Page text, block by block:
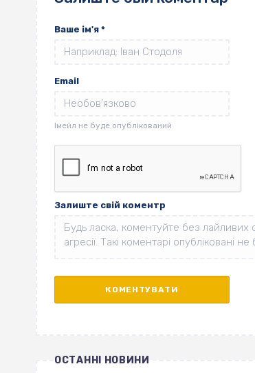
Ваше ім'я *
Email
Залиште свій коментр
ОСТАННІ НОВИНИ